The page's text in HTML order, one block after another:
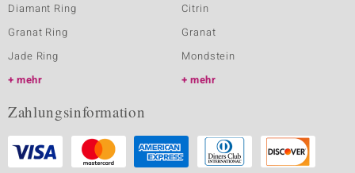
Diamant Ring
Granat Ring
Jade Ring
mehr
Citrin
Granat
Mondstein
mehr
Zahlungsinformation